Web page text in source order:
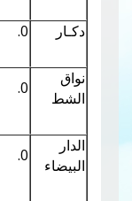
19
0
19
0
19
0